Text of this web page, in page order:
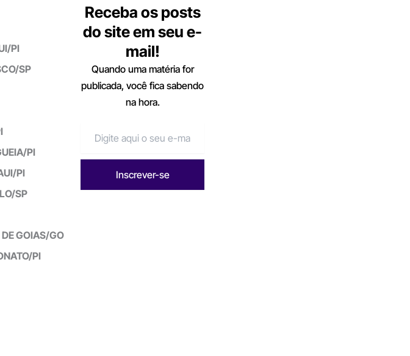
PI
SP
PI
PI
SP
GOIAS/GO
PI
Receba os posts
do site em seu e-
mail!
Quando uma matéria for
publicada, você fica sabendo
na hora.
Inscrever-se